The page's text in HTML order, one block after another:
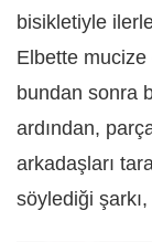
bisikletiyle
Elbette mucize
bundan sonra
ardından,
arkadaşları
söylediği